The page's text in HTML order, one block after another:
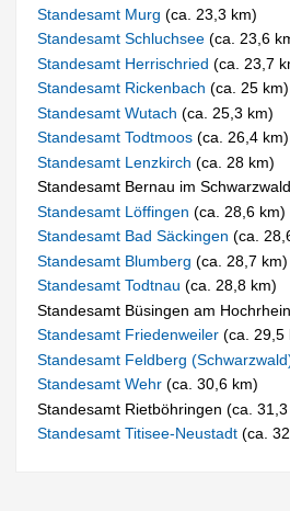
Standesamt Murg(ca. 23,3 km)
Standesamt Schluchsee(ca. 23,6
Standesamt Herrischried(ca. 23,7
Standesamt Rickenbach(ca. 25 km)
Standesamt Wutach(ca. 25,3 km)
Standesamt Todtmoos(ca. 26,4 km)
Standesamt Lenzkirch(ca. 28 km)
Standesamt Bernau im
Standesamt Löffingen(ca. 28,6 km)
Standesamt Bad Säckingen(ca.
Standesamt Blumberg(ca. 28,7 km)
Standesamt Todtnau(ca. 28,8 km)
Standesamt Büsingen am
Standesamt Friedenweiler(ca. 29,5
Standesamt Feldberg
Standesamt Wehr(ca. 30,6 km)
Standesamt Rietböhringen (ca.
Standesamt Titisee-Neustadt(ca.